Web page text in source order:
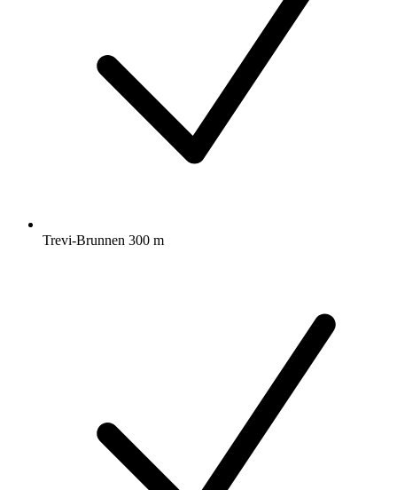
Trevi-Brunnen 300 m